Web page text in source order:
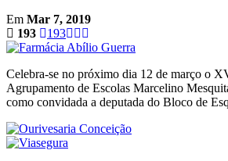
Em Mar 7, 2019
193
193
Celebra-se no próximo dia 12 de março o
Agrupamento de Escolas Marcelino
como convidada a deputada do Bloco de